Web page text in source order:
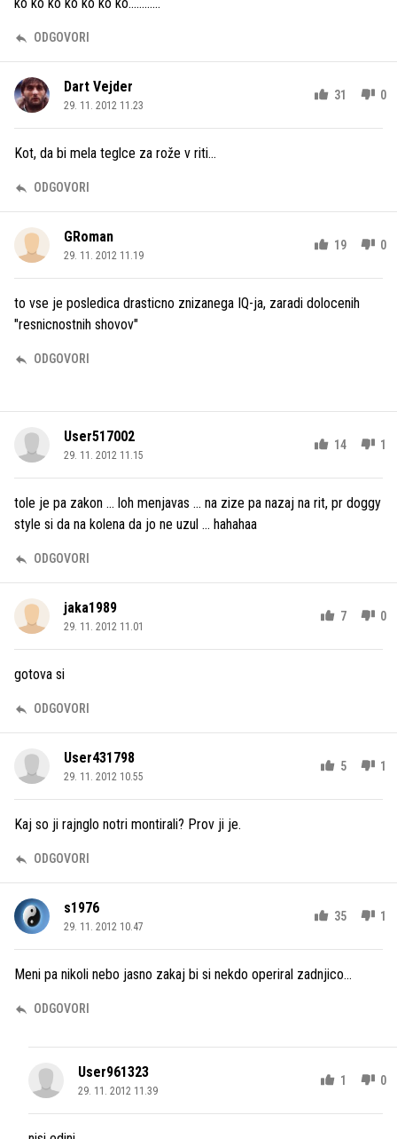
ODGOVORI
Dart Vejder
29. 11. 2012 11.23
31 0
Kot, da bi mela teglce za rože v riti...
ODGOVORI
GRoman
29. 11. 2012 11.19
19 0
to vse je posledica drasticno znizanega IQ-ja, zaradi dolocenih
"resnicnostnih shovov"
ODGOVORI
User517002
29. 11. 2012 11.15
14 1
tole je pa zakon ... loh menjavas ... na zize pa nazaj na rit, pr doggy
style si da na kolena da jo ne uzul ... hahahaa
ODGOVORI
jaka1989
29. 11. 2012 11.01
7 0
gotova si
ODGOVORI
User431798
29. 11. 2012 10.55
5 1
Kaj so ji rajnglo notri montirali? Prov ji je.
ODGOVORI
s1976
29. 11. 2012 10.47
35 1
Meni pa nikoli nebo jasno zakaj bi si nekdo operiral zadnjico...
ODGOVORI
User961323
29. 11. 2012 11.39
1 0